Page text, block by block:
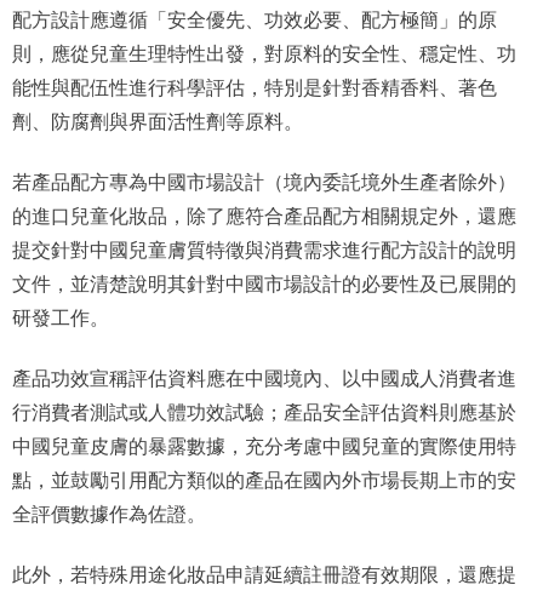
配方設計應遵循「安全優先、功效必要、配方極簡」的原
則，應從兒童生理特性出發，對原料的安全性、穩定性、功
能性與配伍性進行科學評估，特別是針對香精香料、著色
劑、防腐劑與界面活性劑等原料。
若產品配方專為中國市場設計（境內委託境外生產者除外）
的進口兒童化妝品，除了應符合產品配方相關規定外，還應
提交針對中國兒童膚質特徵與消費需求進行配方設計的說明
文件，並清楚說明其針對中國市場設計的必要性及已展開的
研發工作。
產品功效宣稱評估資料應在中國境內、以中國成人消費者進
行消費者測試或人體功效試驗；產品安全評估資料則應基於
中國兒童皮膚的暴露數據，充分考慮中國兒童的實際使用特
點，並鼓勵引用配方類似的產品在國內外市場長期上市的安
全評價數據作為佐證。
此外，若特殊用途化妝品申請延續註冊證有效期限，還應提